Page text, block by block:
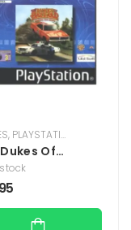
, PLAYSTATION
Of
(Ubisoft